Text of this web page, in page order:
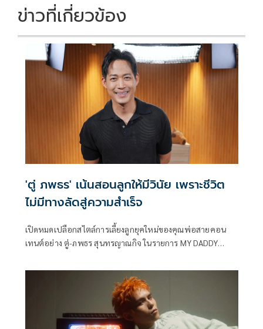
ข่าวที่เกี่ยวข้อง
'ตู่ ภพธร' เน้นสอนลูกให้มีวินัย เพราะชีวิต
ไม่มีทางลัดสู่ความสำเร็จ
เปิดหมดเปลือกสไตล์การเลี้ยงลูกยุคใหม่ของคุณพ่อสายคอน
เทนต์อย่าง ตู่-ภพธร สุนทรญาณกิจ ในรายการ MY DADDY
วินัยและความรับผิดชอบ